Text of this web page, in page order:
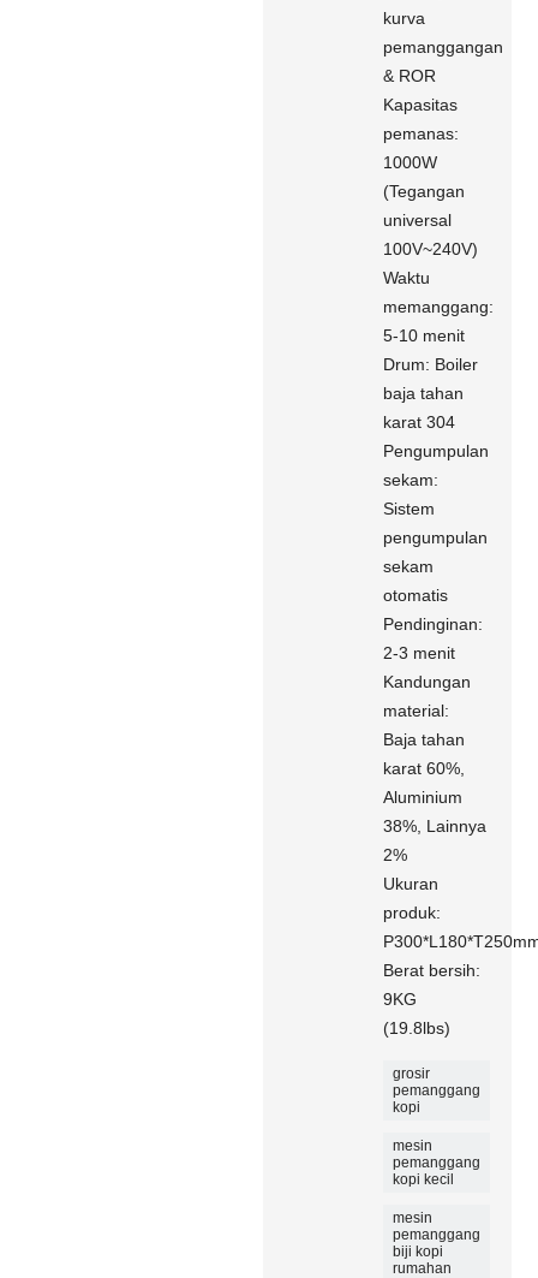
kurva
pemanggangan
& ROR
Kapasitas
pemanas:
1000W
(Tegangan
universal
100V~240V)
Waktu
memanggang:
5-10 menit
Drum: Boiler
baja tahan
karat 304
Pengumpulan
sekam:
Sistem
pengumpulan
sekam
otomatis
Pendinginan:
2-3 menit
Kandungan
material:
Baja tahan
karat 60%,
Aluminium
38%, Lainnya
2%
Ukuran
produk:
Berat bersih:
9KG
(19.8lbs)
grosir
pemanggang
kopi
mesin
pemanggang
kopi kecil
mesin
pemanggang
biji kopi
rumahan